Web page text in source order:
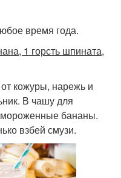
время года.
1 горсть шпината,
кожуры, нарежь и
В чашу для
бананы.
взбей смузи.